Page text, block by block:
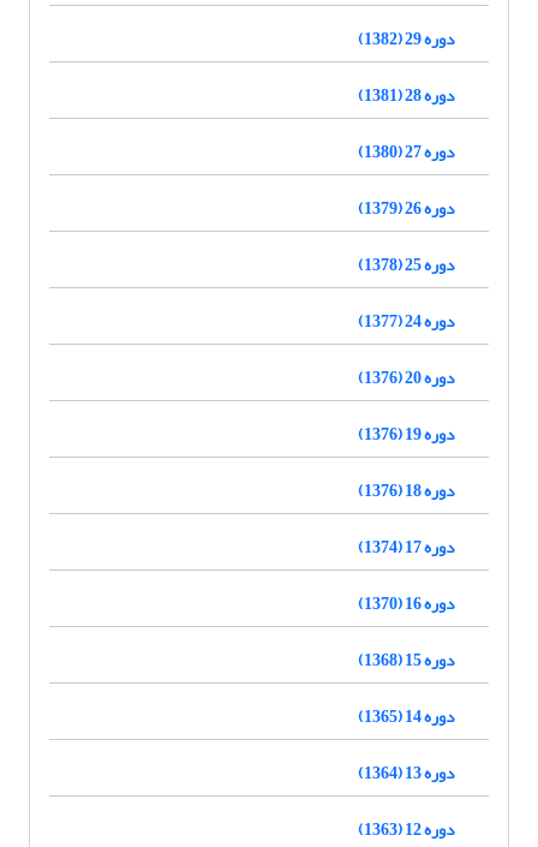
دوره 29 (1382)
دوره 28 (1381)
دوره 27 (1380)
دوره 26 (1379)
دوره 25 (1378)
دوره 24 (1377)
دوره 20 (1376)
دوره 19 (1376)
دوره 18 (1376)
دوره 17 (1374)
دوره 16 (1370)
دوره 15 (1368)
دوره 14 (1365)
دوره 13 (1364)
دوره 12 (1363)